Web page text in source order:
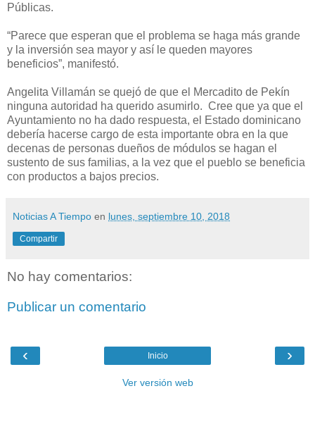
Públicas.
“Parece que esperan que el problema se haga más grande
y la inversión sea mayor y así le queden mayores
beneficios”, manifestó.
Angelita Villamán se quejó de que el Mercadito de Pekín
ninguna autoridad ha querido asumirlo. Cree que ya que el
Ayuntamiento no ha dado respuesta, el Estado dominicano
debería hacerse cargo de esta importante obra en la que
decenas de personas dueños de módulos se hagan el
sustento de sus familias, a la vez que el pueblo se beneficia
con productos a bajos precios.
Noticias A Tiempo en lunes, septiembre 10, 2018
Compartir
No hay comentarios:
Publicar un comentario
‹ ›
Inicio
Ver versión web